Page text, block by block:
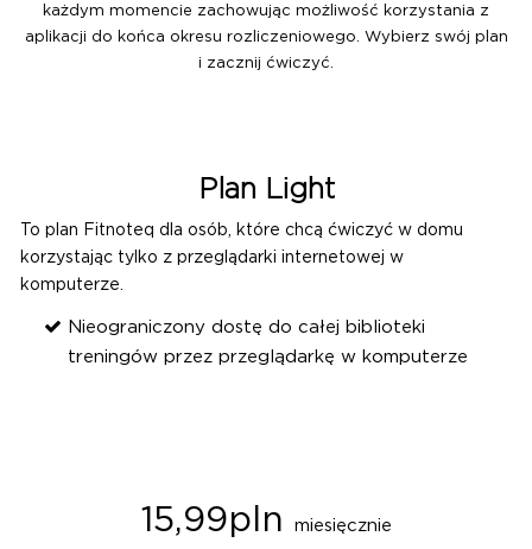
każdym momencie zachowując możliwość korzystania z
aplikacji do końca okresu rozliczeniowego. Wybierz swój plan
i zacznij ćwiczyć.
Plan Light
To plan Fitnoteq dla osób, które chcą ćwiczyć w domu
korzystając tylko z przeglądarki internetowej w
komputerze.
Nieograniczony dostę do całej biblioteki
treningów przez przeglądarkę w komputerze
15,99pln miesięcznie